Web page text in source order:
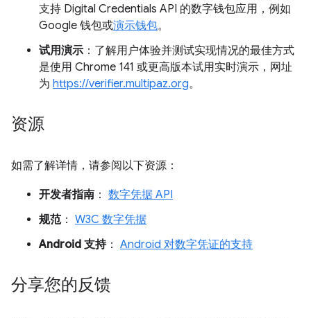
支持 Digital Credentials API 的数字钱包应用，例如
Google 钱包或演示钱包。
试用演示 ：了解用户体验并测试实现情况的最佳方式
是使用 Chrome 141 或更高版本试用实时演示，网址
为 https://verifier.multipaz.org。
资源
如需了解详情，请参阅以下资源：
开发者指南 ： 数字凭据 API
规范： W3C 数字凭据
Android 支持： Android 对数字凭证的支持
分享您的反馈